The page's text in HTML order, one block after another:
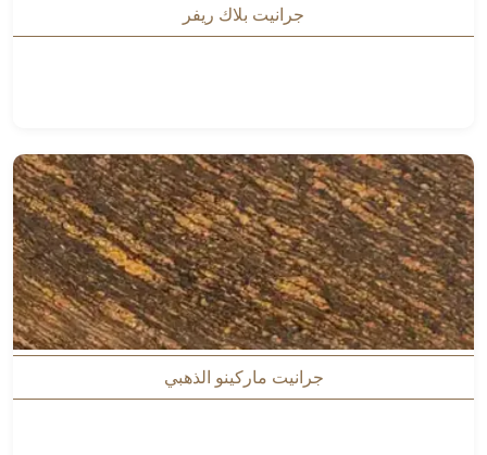
جرانيت بلاك ريفر
جرانيت ماركينو الذهبي